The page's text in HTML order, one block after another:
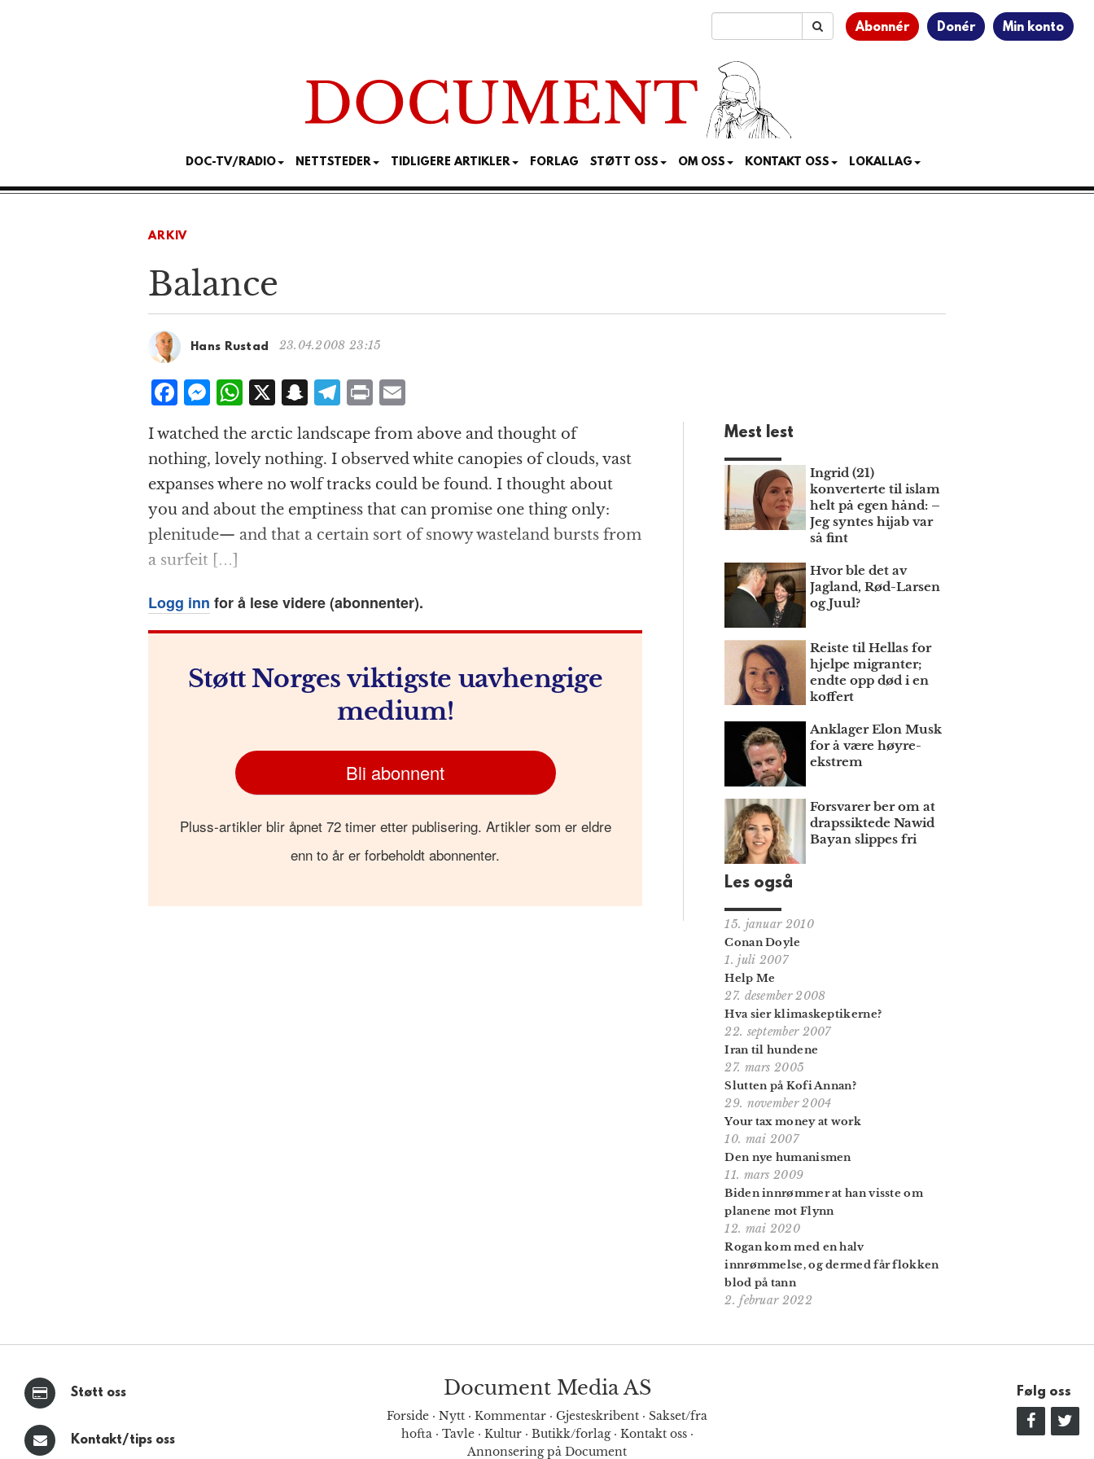
Abonnér Donér Min konto
DOC-TV/RADIO NETTSTEDER TIDLIGERE ARTIKLER FORLAG STØTT OSS OM OSS KONTAKT OSS LOKALLAG
ARKIV
Balance
Hans Rustad 23.04.2008 23:15
F
a
c
e
b
o
o
k
M
e
ss
e
n
g
e
r
W
at
s
A
p
p
X S
n
a
p
c
h
at
T
e
g
r
a
m
P
ri
n
t
m
ai
l
I watched the arctic landscape from above and thought of
nothing, lovely nothing. I observed white canopies of clouds, vast
expanses where no wolf tracks could be found. I thought about
you and about the emptiness that can promise one thing only:
plenitude— and that a certain sort of snowy wasteland bursts from
a surfeit […]
Logg inn for å lese videre (abonnenter).
Støtt Norges viktigste uavhengige
medium!
Bli abonnent
Pluss-artikler blir åpnet 72 timer etter publisering. Artikler som er eldre
enn to år er forbeholdt abonnenter.
Mest lest
Ingrid (21)
konverterte til islam
helt på egen hånd: –
Jeg syntes hijab var
så fint
Hvor ble det av
Jagland, Rød-Larsen
og Juul?
Reiste til Hellas for
hjelpe migranter;
endte opp død i en
koffert
Anklager Elon Musk
for å være høyre­
ekstrem
Forsvarer ber om at
draps­siktede Nawid
Bayan slippes fri
Les også
15. januar 2010
Conan Doyle
1. juli 2007
Help Me
27. desember 2008
Hva sier klimaskeptikerne?
22. september 2007
Iran til hundene
27. mars 2005
Slutten på Kofi Annan?
29. november 2004
Your tax money at work
10. mai 2007
Den nye humanismen
11. mars 2009
Biden innrømmer at han visste om
planene mot Flynn
12. mai 2020
Rogan kom med en halv
innrømmelse, og dermed får flokken
blod på tann
2. februar 2022
Støtt oss
Kontakt/tips oss
Document Media AS
Forside · Nytt · Kommentar · Gjesteskribent · Sakset/fra
hofta· Tavle· Kultur· Butikk/forlag· Kontakt oss·
Annonsering på Document
Følg oss